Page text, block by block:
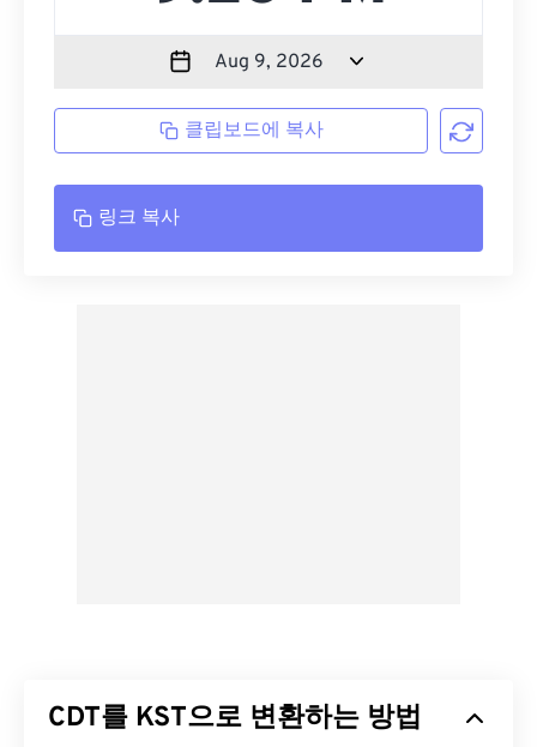
클립보드에 복사
링크 복사
CDT를 KST으로 변환하는 방법